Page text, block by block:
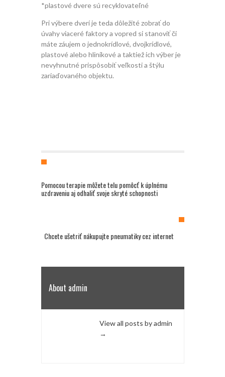
*plastové dvere sú recyklovateľné
Pri výbere dverí je teda dôležité zobrať do
úvahy viaceré faktory a vopred si stanoviť či
máte záujem o jednokrídlové, dvojkrídlové,
plastové alebo hliníkové a taktiež ich výber je
nevyhnutné prispôsobiť veľkosti a štýlu
zariaďovaného objektu.
Pomocou terapie môžete telu pomôcť k úplnému
uzdraveniu aj odhaliť svoje skryté schopnosti
Chcete ušetriť nákupujte pneumatiky cez internet
About admin
View all posts by admin
→